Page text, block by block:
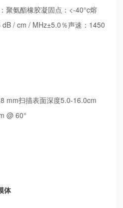
聚氨酯橡胶凝固点：<-40°c熔
/ cm / MHz±5.0％声速：1450
mm扫描表面深度5.0-16.0cm
@ 60°
体